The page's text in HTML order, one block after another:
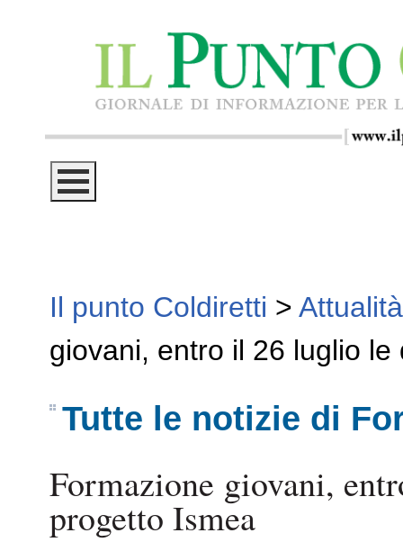
Il punto Coldiretti > Attualità
giovani, entro il 26 luglio
Tutte le notizie di
Formazione giovani,
progetto Ismea